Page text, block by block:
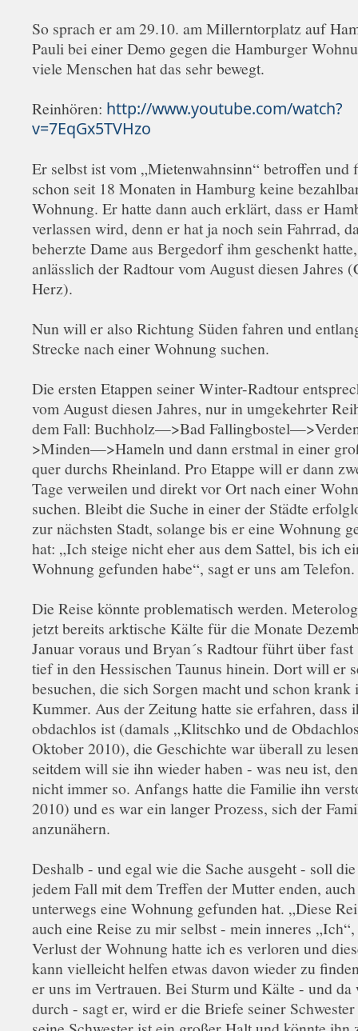
So sprach er am 29.10. am Millerntorplatz auf
Pauli bei einer Demo gegen die Hamburger
viele Menschen hat das sehr bewegt.
Reinhören: http://www.youtube.com/watch?
v=7EqGx5TVHzo
Er selbst ist vom „Mietenwahnsinn“ betroffen und
schon seit 18 Monaten in Hamburg keine
Wohnung. Er hatte dann auch erklärt, dass er
verlassen wird, denn er hat ja noch sein Fahrrad,
beherzte Dame aus Bergedorf ihm geschenkt
anlässlich der Radtour vom August diesen Jahres
Herz).
Nun will er also Richtung Süden fahren und
Strecke nach einer Wohnung suchen.
Die ersten Etappen seiner Winter-Radtour
vom August diesen Jahres, nur in umgekehrter
dem Fall: Buchholz—>Bad
>Minden—>Hameln und dann erstmal in einer
quer durchs Rheinland. Pro Etappe will er dann
Tage verweilen und direkt vor Ort nach einer
suchen. Bleibt die Suche in einer der Städte
zur nächsten Stadt, solange bis er eine Wohnung
hat: „Ich steige nicht eher aus dem Sattel, bis ich
Wohnung gefunden habe“, sagt er uns am Telefon.
Die Reise könnte problematisch werden.
jetzt bereits arktische Kälte für die Monate
Januar voraus und Bryan´s Radtour führt über
tief in den Hessischen Taunus hinein. Dort will er
besuchen, die sich Sorgen macht und schon krank
Kummer. Aus der Zeitung hatte sie erfahren, dass
obdachlos ist (damals „Klitschko und de
Oktober 2010), die Geschichte war überall zu
seitdem will sie ihn wieder haben - was neu ist,
nicht immer so. Anfangs hatte die Familie ihn
2010) und es war ein langer Prozess, sich der
anzunähern.
Deshalb - und egal wie die Sache ausgeht - soll
jedem Fall mit dem Treffen der Mutter enden,
unterwegs eine Wohnung gefunden hat. „Diese
auch eine Reise zu mir selbst - mein inneres
Verlust der Wohnung hatte ich es verloren und
kann vielleicht helfen etwas davon wieder zu
er uns im Vertrauen. Bei Sturm und Kälte - und
durch - sagt er, wird er die Briefe seiner